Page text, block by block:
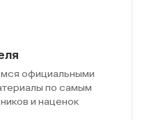
официальными
по самым
и наценок